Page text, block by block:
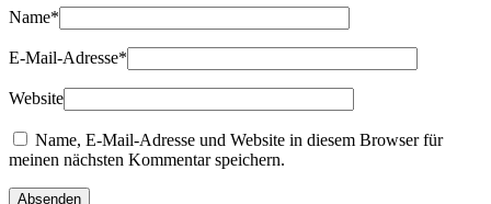
Name*
E-Mail-Adresse*
Website
Name, E-Mail-Adresse und Website in diesem Browser für
meinen nächsten Kommentar speichern.